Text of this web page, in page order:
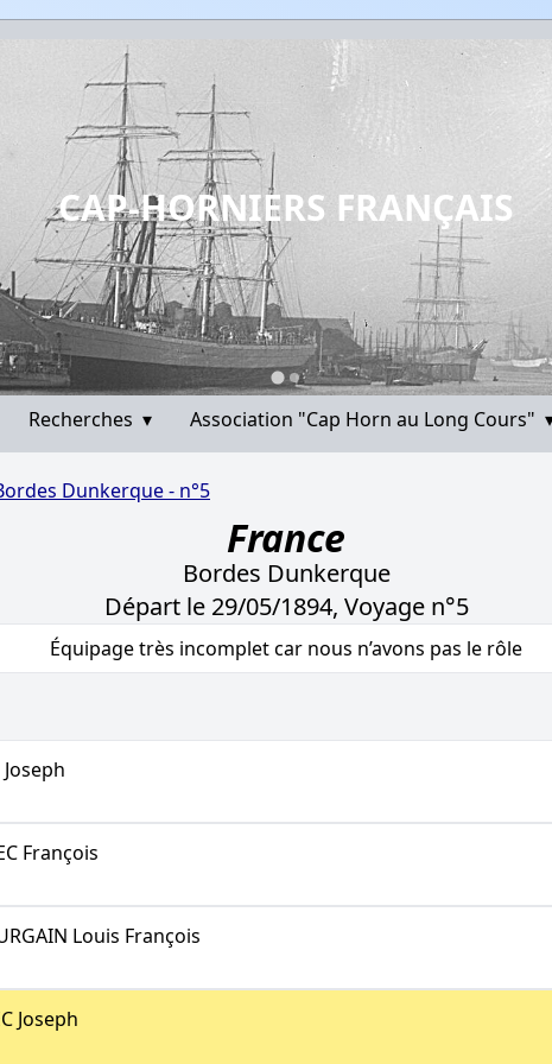
CAP-HORNIERS FRANÇAIS
Recherches ▾ Association "Cap Horn au Long Cours"
Dunkerque - n°5
France
Bordes Dunkerque
Départ le 29/05/1894, Voyage n°5
Équipage très incomplet car nous n’avons pas le rôle
François
Louis François
Joseph